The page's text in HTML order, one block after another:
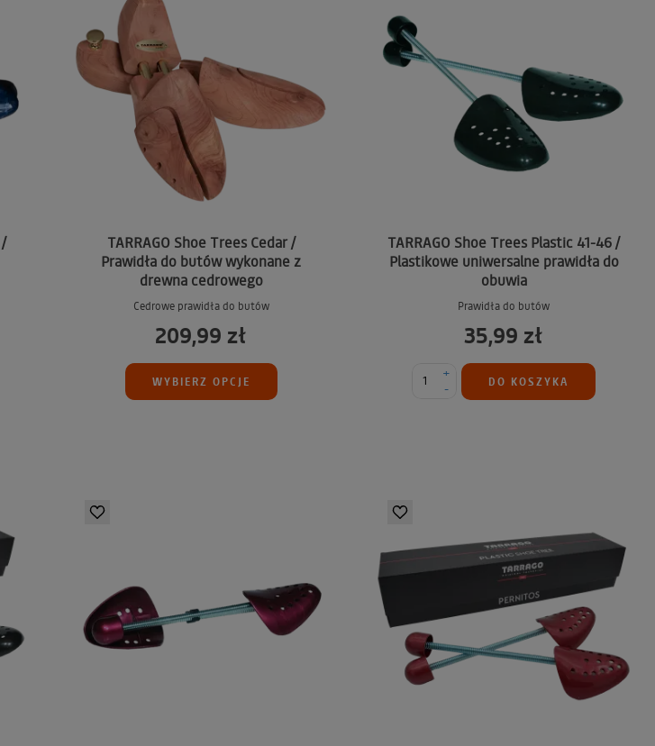
TARRAGO Shoe Trees Cedar /
Prawidła do butów wykonane z
drewna cedrowego
Cedrowe prawidła do butów
209,99 zł
WYBIERZ OPCJE
TARRAGO Shoe Trees Plastic 41-46 /
Plastikowe uniwersalne prawidła do
obuwia
Prawidła do butów
35,99 zł
-
+
DO KOSZYKA